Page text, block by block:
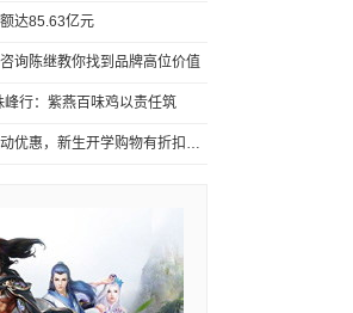
达85.63亿元
询陈继教你找到品牌高位价值
行：紫燕百味鸡以责任筑
优惠，新生开学购物有折扣…